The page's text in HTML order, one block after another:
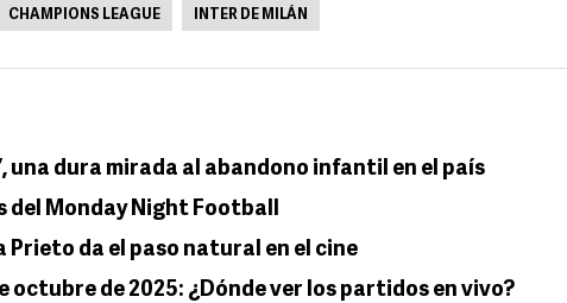
CHAMPIONS LEAGUE INTER DE MILÁN
una dura mirada al abandono infantil en el país
del Monday Night Football
Prieto da el paso natural en el cine
octubre de 2025: ¿Dónde ver los partidos en vivo?